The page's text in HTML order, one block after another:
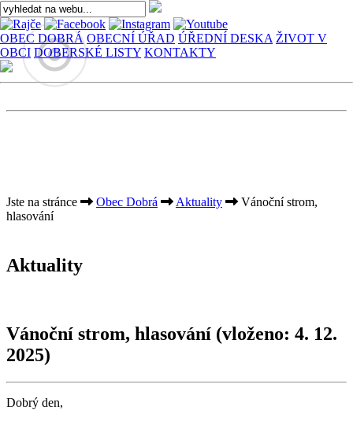
OBEC DOBRÁ OBECNÍ ÚŘAD ÚŘEDNÍ DESKA ŽIVOT V
OBCI DOBERSKÉ LISTY KONTAKTY
Jste na stránce Obec Dobrá Aktuality
Vánoční strom,
hlasování
Aktuality
Vánoční strom, hlasování (vloženo: 4. 12.
2025)
Dobrý den,